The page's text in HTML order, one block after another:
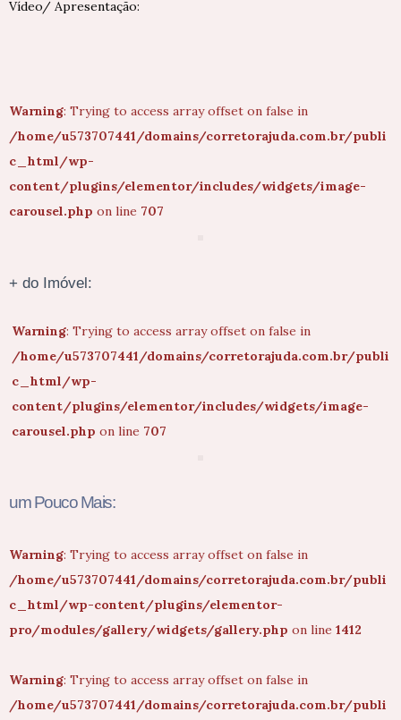
Vídeo/ Apresentação:
Warning: Trying to access array offset on false in
/home/u573707441/domains/corretorajuda.com.br/publi
c_html/wp-
content/plugins/elementor/includes/widgets/image-
carousel.php on line 707
+ do Imóvel:
Warning: Trying to access array offset on false in
/home/u573707441/domains/corretorajuda.com.br/publi
c_html/wp-
content/plugins/elementor/includes/widgets/image-
carousel.php on line 707
um Pouco Mais:
Warning: Trying to access array offset on false in
/home/u573707441/domains/corretorajuda.com.br/publi
c_html/wp-content/plugins/elementor-
pro/modules/gallery/widgets/gallery.php on line 1412
Warning: Trying to access array offset on false in
/home/u573707441/domains/corretorajuda.com.br/publi